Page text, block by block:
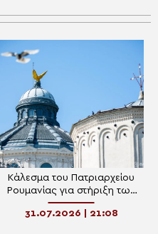
Κάλεσμα του Πατριαρχείου
Ρουμανίας για στήριξη των
πολιτών εν μέσω καύσωνα
31.07.2026 | 21:08